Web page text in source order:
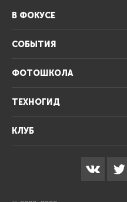
В ФОКУСЕ
СОБЫТИЯ
ФОТОШКОЛА
ТЕХНОГИД
КЛУБ